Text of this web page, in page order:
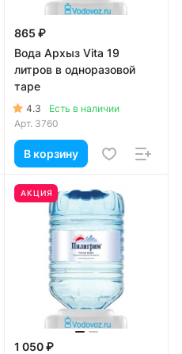
865 ₽
Вода Архыз Vita 19
литров в одноразовой
таре
4.3
Есть в наличии
Арт. 3760
В корзину
АКЦИЯ
1 050 ₽